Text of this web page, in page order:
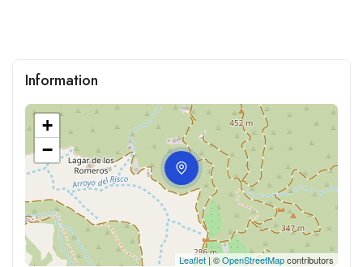
Information
+
−
Leaflet| ©OpenStreetMapcontributors